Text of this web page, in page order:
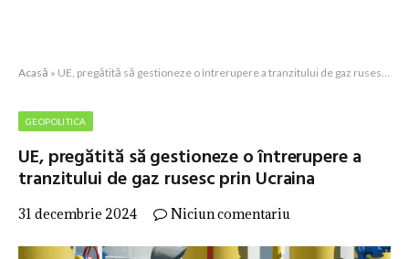
Acasă » UE, pregătită să gestioneze o întrerupere a tranzitului de gaz rusesc prin Ucraina
GEOPOLITICA
UE, pregătită să gestioneze o întrerupere a
tranzitului de gaz rusesc prin Ucraina
31 decembrie 2024 Niciun comentariu